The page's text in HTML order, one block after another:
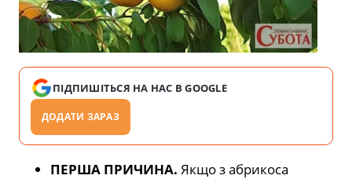
ПІДПИШІТЬСЯ НА НАС В GOOGLE
ДОДАТИ ЗАРАЗ
ПЕРША ПРИЧИНА. Якщо з абрикоса